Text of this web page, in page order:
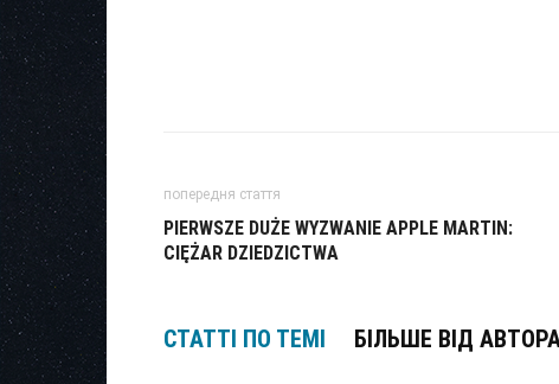
попередня стаття
PIERWSZE DUŻE WYZWANIE APPLE MARTIN:
CIĘŻAR DZIEDZICTWA
СТАТТІ ПО ТЕМІ БІЛЬШЕ ВІД